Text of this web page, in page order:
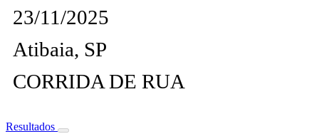
23/11/2025
Atibaia, SP
CORRIDA DE RUA
Resultados